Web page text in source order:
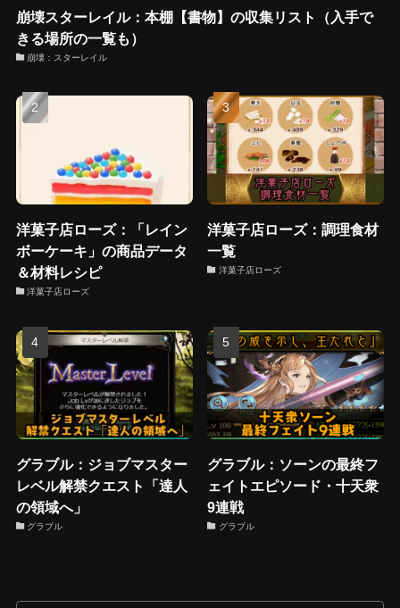
崩壊スターレイル：本棚【書物】の収集リスト（入手で
きる場所の一覧も）
崩壊：スターレイル
洋菓子店ローズ：「レイン
ボーケーキ」の商品データ
＆材料レシピ
洋菓子店ローズ
洋菓子店ローズ：調理食材
一覧
洋菓子店ローズ
グラブル：ジョブマスター
レベル解禁クエスト「達人
の領域へ」
グラブル
グラブル：ソーンの最終フ
ェイトエピソード・十天衆
9連戦
グラブル